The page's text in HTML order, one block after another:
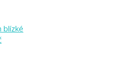
blízké